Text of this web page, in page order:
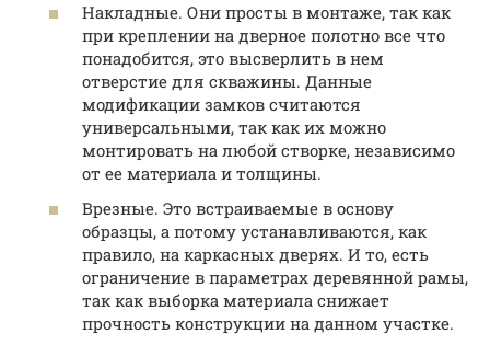
Накладные. Они просты в монтаже, так как
при креплении на дверное полотно все что
понадобится, это высверлить в нем
отверстие для скважины. Данные
модификации замков считаются
универсальными, так как их можно
монтировать на любой створке, независимо
от ее материала и толщины.
Врезные. Это встраиваемые в основу
образцы, а потому устанавливаются, как
правило, на каркасных дверях. И то, есть
ограничение в параметрах деревянной рамы,
так как выборка материала снижает
прочность конструкции на данном участке.